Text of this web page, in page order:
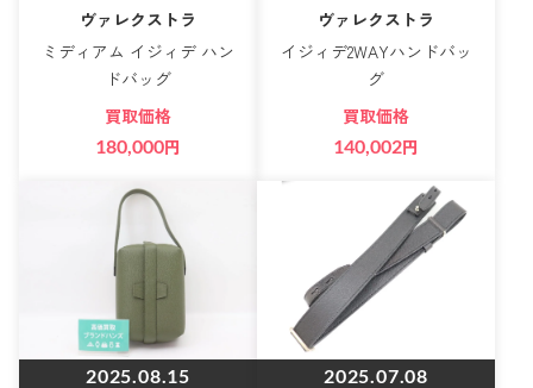
ヴァレクストラ
ミディアム イジィデ ハン
ドバッグ
買取価格
180,000円
ヴァレクストラ
イジィデ2WAYハンドバッ
グ
買取価格
140,002円
2025.08.15 2025.07.08